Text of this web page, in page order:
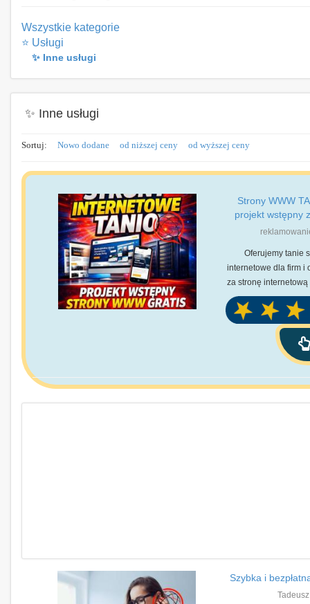
Wszystkie kategorie
⭐ Usługi
✨ Inne usługi
✨ Inne usługi
Sortuj: Nowo dodane od niższej ceny od wyższej ceny
Strony WWW
projekt wstępny
Oferujemy tanie
internetowe dla firm i
za stronę
Szybka i